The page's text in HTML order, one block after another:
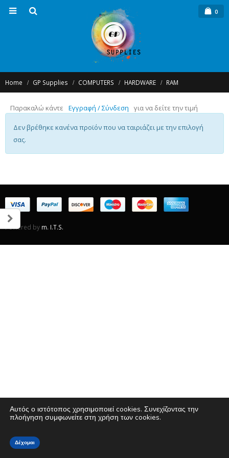
0
Home GP Supplies COMPUTERS HARDWARE RAM
Παρακαλώ κάντε Εγγραφή / Σύνδεση για να δείτε την τιμή
Δεν βρέθηκε κανένα προϊόν που να ταιριάζει με την επιλογή
σας.
Powered by m. I.T.S.
Αυτός ο ιστότοπος χρησιμοποιεί cookies. Συνεχίζοντας την
πλοήγηση συμφωνείτε στη χρήση των cookies.
Δέχομαι